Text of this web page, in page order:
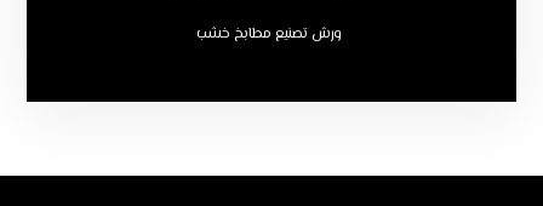
ورش تصنيع مطابخ خشب